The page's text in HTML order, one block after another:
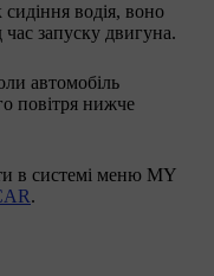
водія, воно
час запуску двигуна.
автомобіль
повітря нижче
в системі меню MY
.